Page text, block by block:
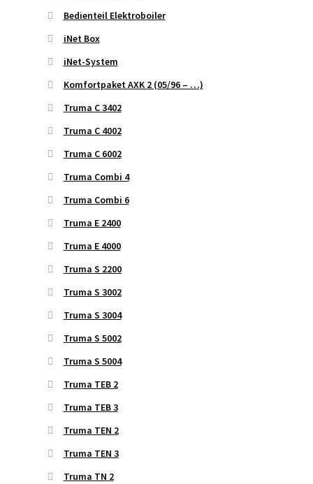
Bedienteil Elektroboiler
iNet Box
iNet-System
Komfortpaket AXK 2 (05/96 – …)
Truma C 3402
Truma C 4002
Truma C 6002
Truma Combi 4
Truma Combi 6
Truma E 2400
Truma E 4000
Truma S 2200
Truma S 3002
Truma S 3004
Truma S 5002
Truma S 5004
Truma TEB 2
Truma TEB 3
Truma TEN 2
Truma TEN 3
Truma TN 2